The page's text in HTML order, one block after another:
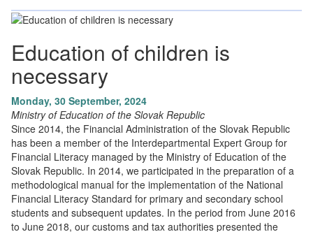
Education of children is
necessary
Monday, 30 September, 2024
Ministry of Education of the Slovak Republic
Since 2014, the Financial Administration of the Slovak Republic
has been a member of the Interdepartmental Expert Group for
Financial Literacy managed by the Ministry of Education of the
Slovak Republic. In 2014, we participated in the preparation of a
methodological manual for the implementation of the National
Financial Literacy Standard for primary and secondary school
students and subsequent updates. In the period from June 2016
to June 2018, our customs and tax authorities presented the